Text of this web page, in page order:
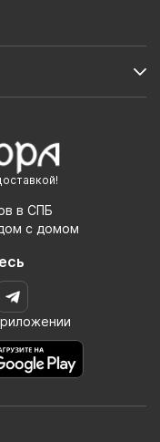
в СПБ
с домом